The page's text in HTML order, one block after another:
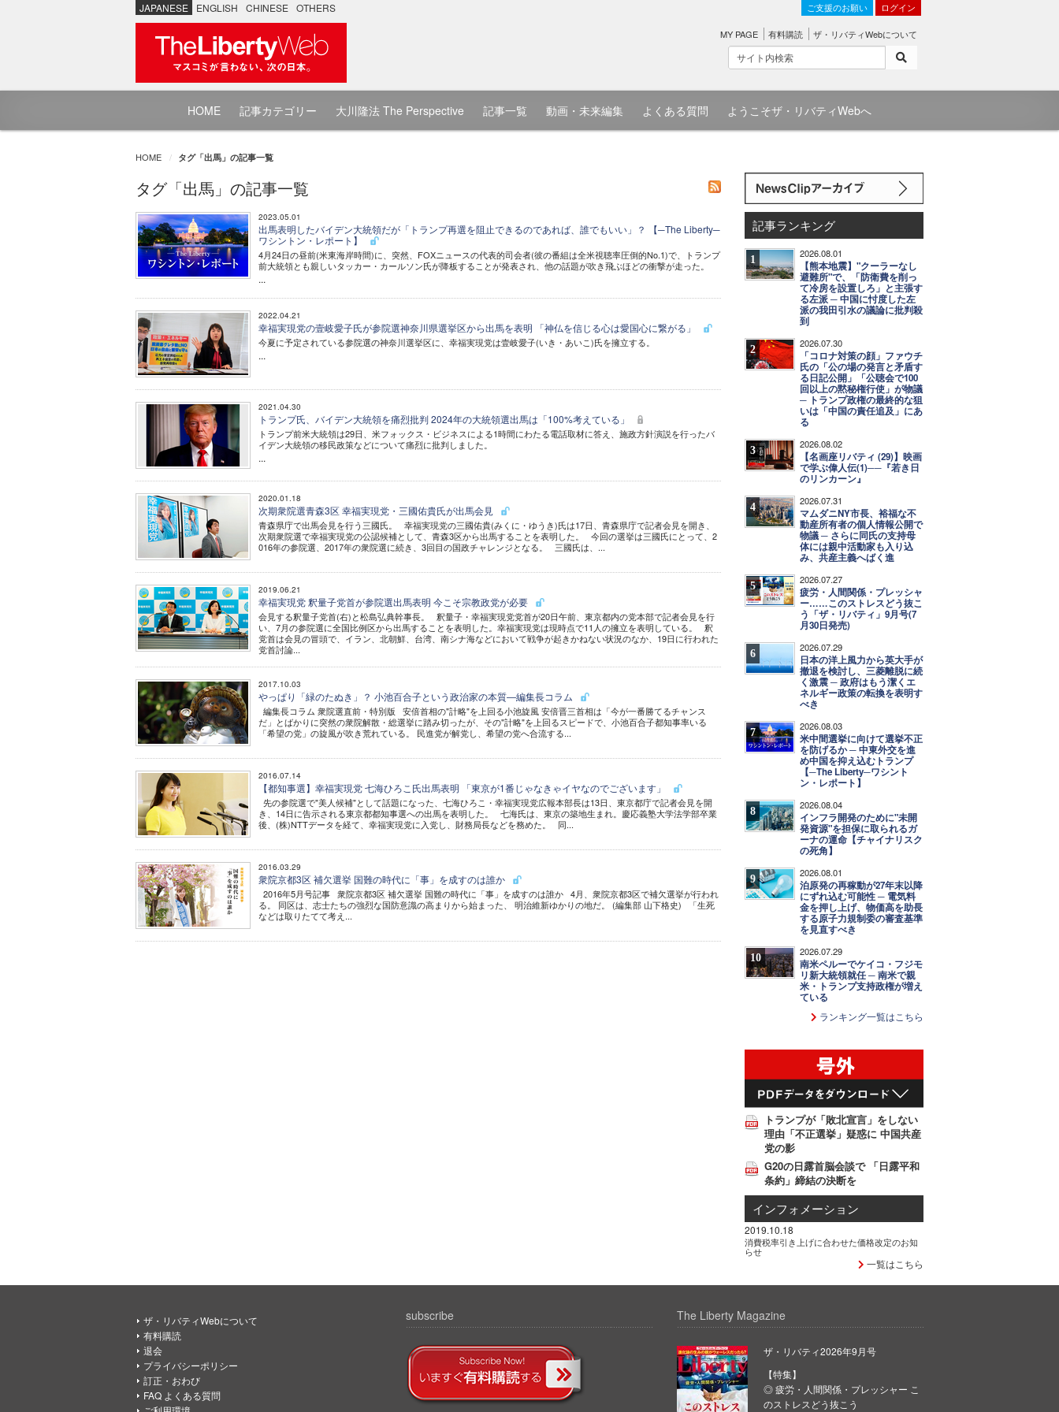
JAPANESE ENGLISH CHINESE OTHERS ご支援のお願い ログイン
MY PAGE 有料購読 ザ・リバティWebについて
HOME 記事カテゴリー 大川隆法 The Perspective 記事一覧 動画・未来編集 よくある質問 ようこそザ・リバティWebへ
HOME タグ「出馬」の記事一覧
タグ「出馬」の記事一覧
2023.05.01
出馬表明したバイデン大統領だが「トランプ再選を阻止できるのであれば、誰でもいい」？ 【─The Liberty─
ワシントン・レポート】
4月24日の昼前(米東海岸時間)に、突然、FOXニュースの代表的司会者(彼の番組は全米視聴率圧倒的No.1)で、トランプ
前大統領とも親しいタッカー・カールソン氏が降板することが発表され、他の話題が吹き飛ぶほどの衝撃が走った。
...
2022.04.21
幸福実現党の壹岐愛子氏が参院選神奈川県選挙区から出馬を表明 「神仏を信じる心は愛国心に繋がる」
今夏に予定されている参院選の神奈川選挙区に、幸福実現党は壹岐愛子(いき・あいこ)氏を擁立する。
...
2021.04.30
トランプ氏、バイデン大統領を痛烈批判 2024年の大統領選出馬は「100%考えている」
トランプ前米大統領は29日、米フォックス・ビジネスによる1時間にわたる電話取材に答え、施政方針演説を行ったバ
イデン大統領の移民政策などについて痛烈に批判しました。
...
2020.01.18
次期衆院選青森3区 幸福実現党・三國佑貴氏が出馬会見
青森県庁で出馬会見を行う三國氏。 幸福実現党の三國佑貴(みくに・ゆうき)氏は17日、青森県庁で記者会見を開き、
次期衆院選で幸福実現党の公認候補として、青森3区から出馬することを表明した。 今回の選挙は三國氏にとって、2
016年の参院選、2017年の衆院選に続き、3回目の国政チャレンジとなる。 三國氏は、...
2019.06.21
幸福実現党 釈量子党首が参院選出馬表明 今こそ宗教政党が必要
会見する釈量子党首(右)と松島弘典幹事長。 釈量子・幸福実現党党首が20日午前、東京都内の党本部で記者会見を行
い、7月の参院選に全国比例区から出馬することを表明した。幸福実現党は現時点で11人の擁立を表明している。 釈
党首は会見の冒頭で、イラン、北朝鮮、台湾、南シナ海などにおいて戦争が起きかねない状況のなか、19日に行われた
党首討論...
2017.10.03
やっぱり「緑のたぬき」？ 小池百合子という政治家の本質―編集長コラム
編集長コラム 衆院選直前・特別版 安倍首相の"計略"を上回る小池旋風 安倍晋三首相は「今が一番勝てるチャンス
だ」とばかりに突然の衆院解散・総選挙に踏み切ったが、その"計略"を上回るスピードで、小池百合子都知事率いる
「希望の党」の旋風が吹き荒れている。 民進党が解党し、希望の党へ合流する...
2016.07.14
【都知事選】幸福実現党 七海ひろこ氏出馬表明 「東京が1番じゃなきゃイヤなのでございます」
先の参院選で"美人候補"として話題になった、七海ひろこ・幸福実現党広報本部長は13日、東京都庁で記者会見を開
き、14日に告示される東京都都知事選への出馬を表明した。 七海氏は、東京の築地生まれ。慶応義塾大学法学部卒業
後、(株)NTTデータを経て、幸福実現党に入党し、財務局長などを務めた。 同...
2016.03.29
衆院京都3区 補欠選挙 国難の時代に「事」を成すのは誰か
2016年5月号記事 衆院京都3区 補欠選挙 国難の時代に「事」を成すのは誰か 4月、衆院京都3区で補欠選挙が行われ
る。 同区は、志士たちの強烈な国防意識の高まりから始まった、 明治維新ゆかりの地だ。 (編集部 山下格史) 「生死
などは取りたてて考え...
記事ランキング
1 2026.08.01
【熊本地震】"クーラーなし
避難所"で、「防衛費を削っ
て冷房を設置しろ」と主張す
る左派 ─ 中国に忖度した左
派の我田引水の議論に批判殺
到
2 2026.07.30
「コロナ対策の顔」ファウチ
氏の「公の場の発言と矛盾す
る日記公開」「公聴会で100
回以上の黙秘権行使」が物議
─ トランプ政権の最終的な狙
いは「中国の責任追及」にあ
る
3 2026.08.02
【名画座リバティ (29)】映画
で学ぶ偉人伝(1)──『若き日
のリンカーン』
4 2026.07.31
マムダニNY市長、裕福な不
動産所有者の個人情報公開で
物議 ─ さらに同氏の支持母
体には親中活動家も入り込
み、共産主義へばく進
5 2026.07.27
疲労・人間関係・プレッシャ
ー……このストレスどう抜こ
う「ザ・リバティ」9月号(7
月30日発売)
6 2026.07.29
日本の洋上風力から英大手が
撤退を検討し、三菱離脱に続
く激震 ─ 政府はもう潔くエ
ネルギー政策の転換を表明す
べき
7 2026.08.03
米中間選挙に向けて選挙不正
を防げるか ─ 中東外交を進
め中国を抑え込むトランプ
【─The Liberty─ワシント
ン・レポート】
8 2026.08.04
インフラ開発のために"未開
発資源"を担保に取られるガ
ーナの運命【チャイナリスク
の死角】
9 2026.08.01
泊原発の再稼動が27年末以降
にずれ込む可能性 ─ 電気料
金を押し上げ、物価高を助長
する原子力規制委の審査基準
を見直すべき
10 2026.07.29
南米ペルーでケイコ・フジモ
リ新大統領就任 ─ 南米で親
米・トランプ支持政権が増え
ている
ランキング一覧はこちら
トランプが「敗北宣言」をしない
理由「不正選挙」疑惑に 中国共産
党の影
G20の日露首脳会談で 「日露平和
条約」締結の決断を
インフォメーション
2019.10.18
消費税率引き上げに合わせた価格改定のお知
らせ
一覧はこちら
ザ・リバティWebについて
有料購読
退会
プライバシーポリシー
訂正・おわび
FAQ よくある質問
subscribe The Liberty Magazine
ザ・リバティ2026年9月号
【特集】
◎ 疲労・人間関係・プレッシャー こ
のストレスどう抜こう